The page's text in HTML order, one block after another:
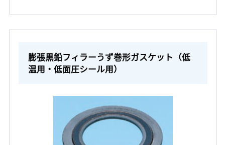
膨張黒鉛フィラーうず巻形ガスケット（低
温用・低面圧シール用）